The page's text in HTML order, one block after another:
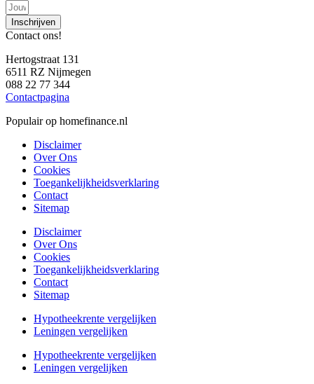
Inschrijven
Contact ons!
Hertogstraat 131
6511 RZ Nijmegen
088 22 77 344
Contactpagina
Populair op homefinance.nl
Disclaimer
Over Ons
Cookies
Toegankelijkheidsverklaring
Contact
Sitemap
Disclaimer
Over Ons
Cookies
Toegankelijkheidsverklaring
Contact
Sitemap
Hypotheekrente vergelijken
Leningen vergelijken
Hypotheekrente vergelijken
Leningen vergelijken